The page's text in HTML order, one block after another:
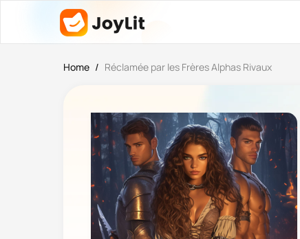
Home / Réclamée par les Frères Alphas Rivaux